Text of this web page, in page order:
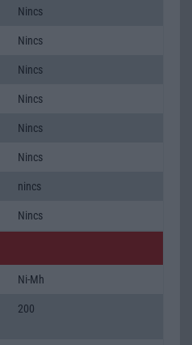
Nincs
Nincs
Nincs
Nincs
Nincs
Nincs
nincs
Nincs
Ni-Mh
200